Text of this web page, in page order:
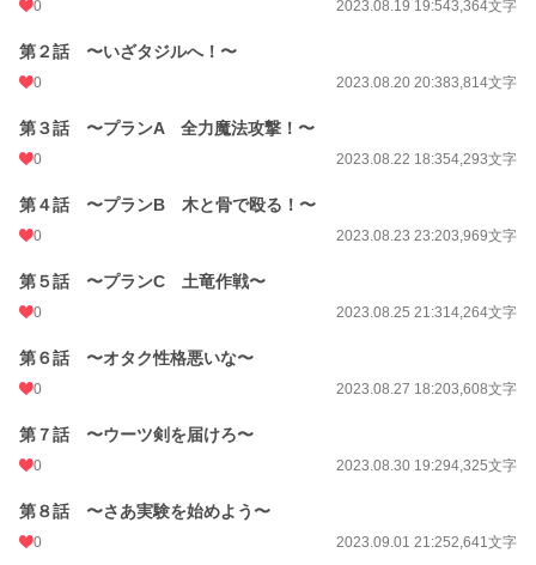
0 2023.08.19 19:543,364文字
第２話 〜いざタジルへ！〜
0 2023.08.20 20:383,814文字
第３話 〜プランA 全力魔法攻撃！〜
0 2023.08.22 18:354,293文字
第４話 〜プランB 木と骨で殴る！〜
0 2023.08.23 23:203,969文字
第５話 〜プランC 土竜作戦〜
0 2023.08.25 21:314,264文字
第６話 〜オタク性格悪いな〜
0 2023.08.27 18:203,608文字
第７話 〜ウーツ剣を届けろ〜
0 2023.08.30 19:294,325文字
第８話 〜さあ実験を始めよう〜
0 2023.09.01 21:252,641文字